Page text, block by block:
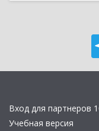
Вход для партнеров
Учебная версия